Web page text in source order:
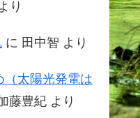
り
に 田中智 より
（太陽光発電は
藤豊紀 より